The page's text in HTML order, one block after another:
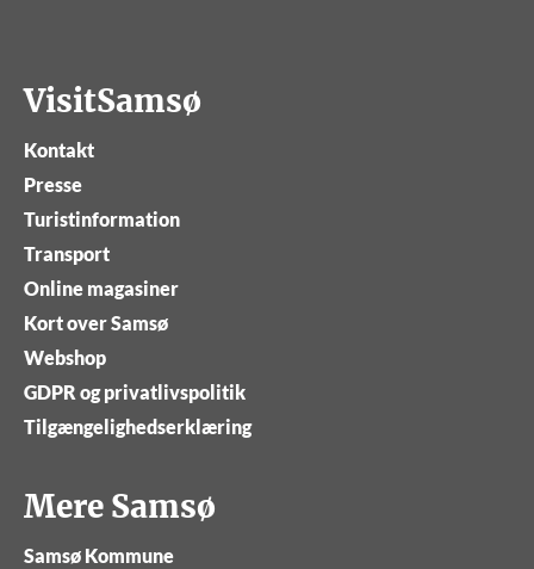
VisitSamsø
Kontakt
Presse
Turistinformation
Transport
Online magasiner
Kort over Samsø
Webshop
GDPR og privatlivspolitik
Tilgængelighedserklæring
Mere Samsø
Samsø Kommune